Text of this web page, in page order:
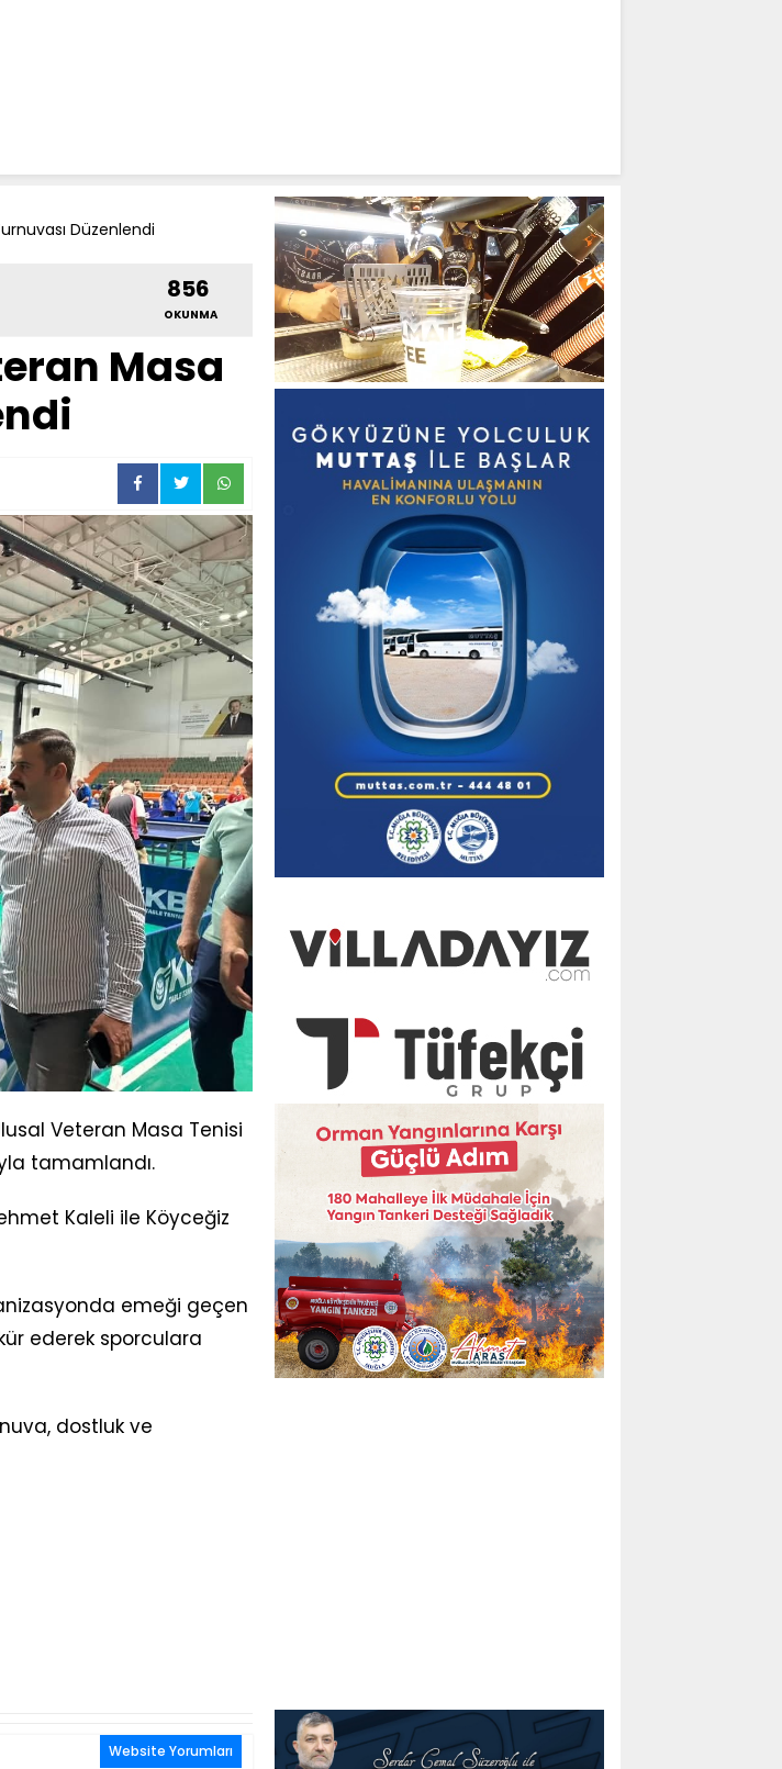
Düzenlendi
856
OKUNMA
Masa
Veteran Masa Tenisi
tamamlandı.
Kaleli ile Köyceğiz
emeği geçen
ederek sporculara
dostluk ve
Website Yorumları